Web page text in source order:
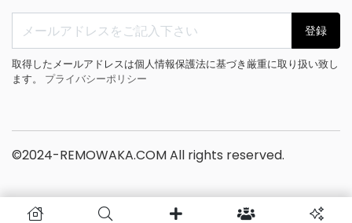
登録
取得したメールアドレスは個人情報保護法に基づき厳重に取り扱い致し
ます。 プライバシーポリシー
©2024-REMOWAKA.COM All rights reserved.